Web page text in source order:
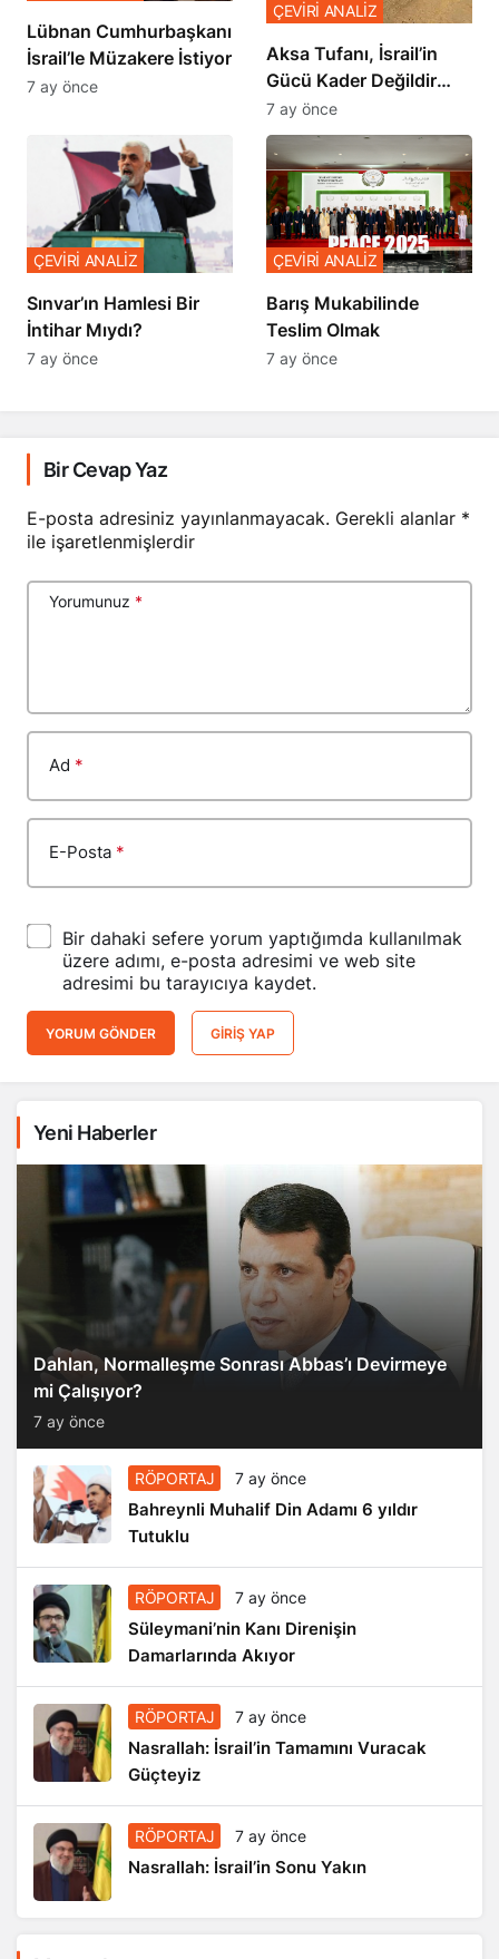
Lübnan Cumhurbaşkanı
İsrail’le Müzakere İstiyor
7 ay önce
Aksa Tufanı, İsrail’in
Gücü Kader Değildir
Diyor
ÇEVİRİ ANALİZ
7 ay önce
Sınvar’ın Hamlesi Bir
İntihar Mıydı?
ÇEVİRİ ANALİZ
7 ay önce
Barış Mukabilinde
Teslim Olmak
ÇEVİRİ ANALİZ
7 ay önce
Bir Cevap Yaz
E-posta adresiniz yayınlanmayacak. Gerekli alanlar *
ile işaretlenmişlerdir
Yorumunuz *
Ad *
E-Posta *
Bir dahaki sefere yorum yaptığımda kullanılmak
üzere adımı, e-posta adresimi ve web site
adresimi bu tarayıcıya kaydet.
YORUM GÖNDER GIRIŞ YAP
Yeni Haberler
Dahlan, Normalleşme Sonrası Abbas’ı Devirmeye
mi Çalışıyor?
7 ay önce
RÖPORTAJ 7 ay önce
Bahreynli Muhalif Din Adamı 6 yıldır
Tutuklu
RÖPORTAJ 7 ay önce
Süleymani’nin Kanı Direnişin
Damarlarında Akıyor
RÖPORTAJ 7 ay önce
Nasrallah: İsrail’in Tamamını Vuracak
Güçteyiz
RÖPORTAJ 7 ay önce
Nasrallah: İsrail’in Sonu Yakın